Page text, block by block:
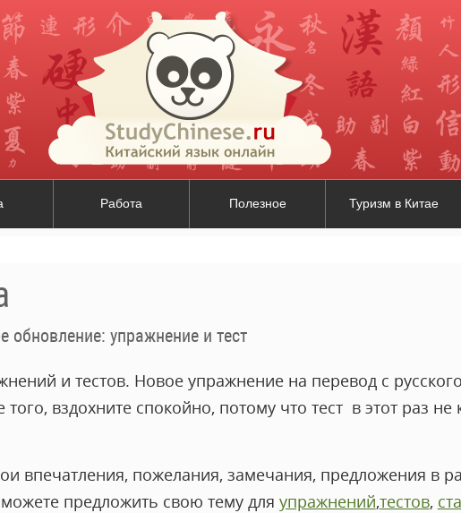
Работа Полезное Туризм в Китае
обновление: упражнение и тест
и тестов. Новое упражнение на перевод с
вздохните спокойно, потому что тест в этот раз не
впечатления, пожелания, замечания, предложения в
предложить свою тему для упражнений,тестов,